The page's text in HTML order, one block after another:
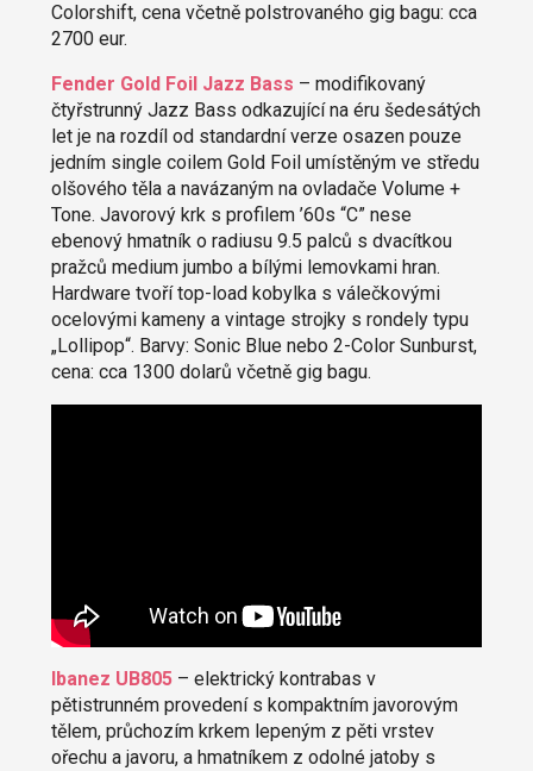
Colorshift, cena včetně polstrovaného gig bagu: cca
2700 eur.
Fender Gold Foil Jazz Bass – modifikovaný
čtyřstrunný Jazz Bass odkazující na éru šedesátých
let je na rozdíl od standardní verze osazen pouze
jedním single coilem Gold Foil umístěným ve středu
olšového těla a navázaným na ovladače Volume +
Tone. Javorový krk s profilem ’60s “C” nese
ebenový hmatník o radiusu 9.5 palců s dvacítkou
pražců medium jumbo a bílými lemovkami hran.
Hardware tvoří top-load kobylka s válečkovými
ocelovými kameny a vintage strojky s rondely typu
„Lollipop“. Barvy: Sonic Blue nebo 2-Color Sunburst,
cena: cca 1300 dolarů včetně gig bagu.
Ibanez UB805– elektrický kontrabas v
pětistrunném provedení s kompaktním javorovým
tělem, průchozím krkem lepeným z pěti vrstev
ořechu a javoru, a hmatníkem z odolné jatoby s